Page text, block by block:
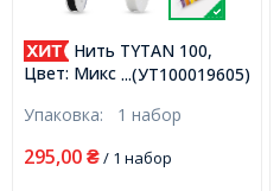
...(УТ100019605)
Нить TYTAN 100,
Цвет: Микс 1, Размер:
100м/катушка, 10 катушек/
Упаковка: 1 набор
295,00 ₴/ 1 набор